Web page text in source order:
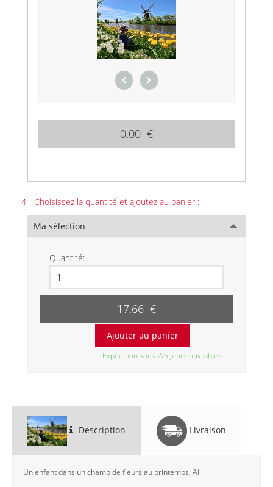
0.00 €
4 - Choisissez la quantité et ajoutez au panier :
Ma sélection
Quantité:
17.66 €
Expédition sous 2/5 jours ouvrables.
Description Livraison
Un enfant dans un champ de fleurs au printemps, AI